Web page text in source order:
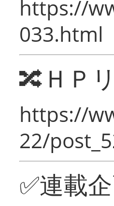
https://
033.html
🔀ＨＰ
https://
22/
✅連載